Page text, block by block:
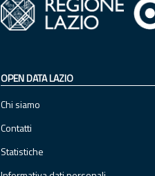
OPEN DATA LAZIO
Chi siamo
Contatti
Statistiche